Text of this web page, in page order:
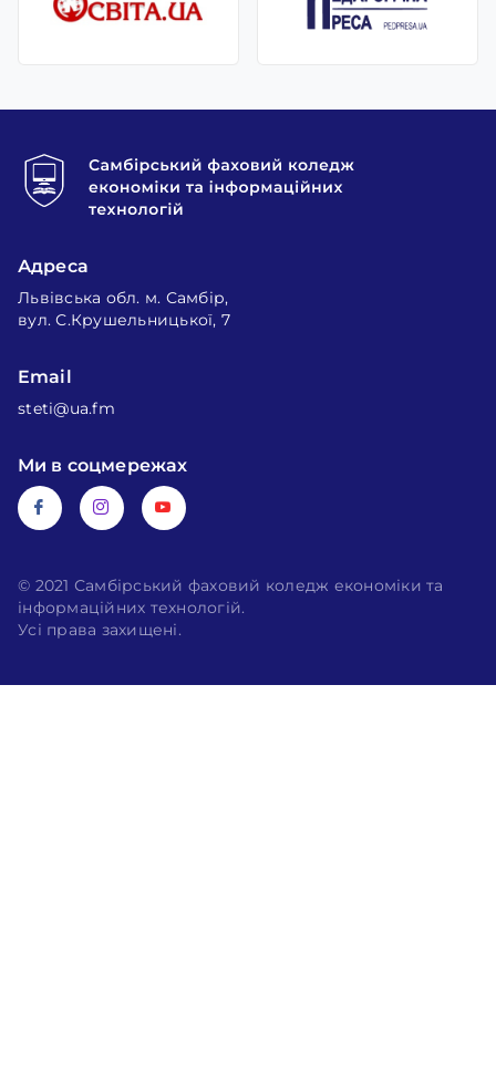
Адреса
Львівська обл. м. Самбір,
вул. С.Крушельницької, 7
Email
steti@ua.fm
Ми в соцмережах
© 2021 Самбірський фаховий коледж економіки та
інформаційних технологій.
Усі права захищені.